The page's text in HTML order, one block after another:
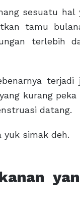
sesuatu
tamu
terlebih
kurang
datang.
yuk simak deh.